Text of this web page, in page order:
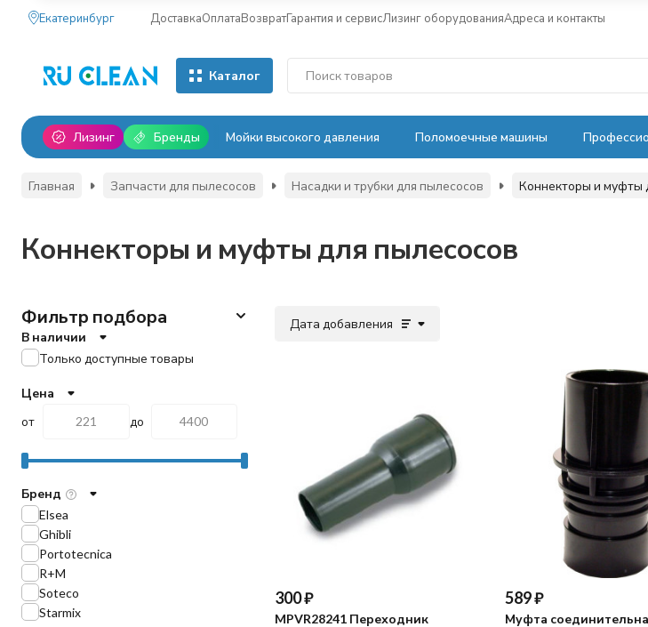
Екатеринбург ДоставкаОплатаВозвратГарантия и сервисЛизинг оборудованияАдреса и контакты
Каталог
Лизинг Бренды Мойки высокого давления Поломоечные машины
Главная Запчасти для пылесосов Насадки и трубки для пылесосов Коннекторы и муфты
Коннекторы и муфты для пылесосов
Дата добавления
300₽
MPVR28241 Переходник
589₽
Муфта
Фильтр подбора
В наличии
Только доступные товары
Цена
от
до
Бренд
Elsea
Ghibli
Portotecnica
R+M
Soteco
Starmix